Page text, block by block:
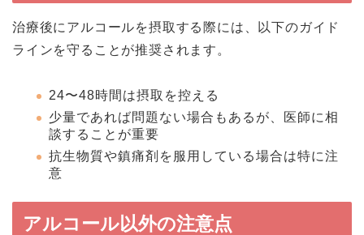
治療後にアルコールを摂取する際には、以下のガイド
ラインを守ることが推奨されます。
24〜48時間は摂取を控える
少量であれば問題ない場合もあるが、医師に相
談することが重要
抗生物質や鎮痛剤を服用している場合は特に注
意
アルコール以外の注意点